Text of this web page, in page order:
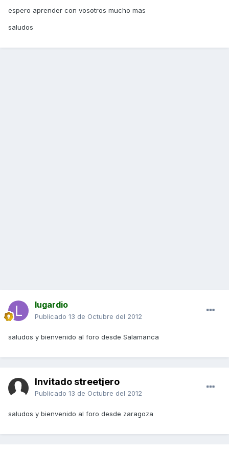
espero aprender con vosotros mucho mas
saludos
lugardio
Publicado 13 de Octubre del 2012
saludos y bienvenido al foro desde Salamanca
Invitado streetjero
Publicado 13 de Octubre del 2012
saludos y bienvenido al foro desde zaragoza